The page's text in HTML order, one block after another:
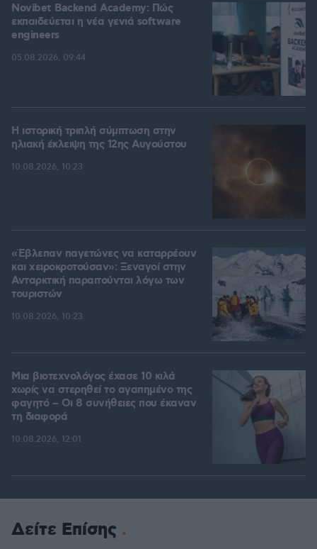
Novibet Backend Academy: Πώς
εκπαιδεύεται η νέα γενιά software
engineers
05.08.2026, 09:44
Η ιστορική τριπλή σύμπτωση στην
ηλιακή έκλειψη της 12ης Αυγούστου
10.08.2026, 10:23
«Έβλεπαν παγετώνες να καταρρέουν
και χειροκροτούσαν»: Ξεναγοί στην
Ανταρκτική παραιτούνται λόγω των
τουριστών
10.08.2026, 10:23
Μια βιοτεχνολόγος έχασε 10 κιλά
χωρίς να στερηθεί το αγαπημένο της
φαγητό – Οι 8 συνήθειες που έκαναν
τη διαφορά
10.08.2026, 12:01
Δείτε Επίσης